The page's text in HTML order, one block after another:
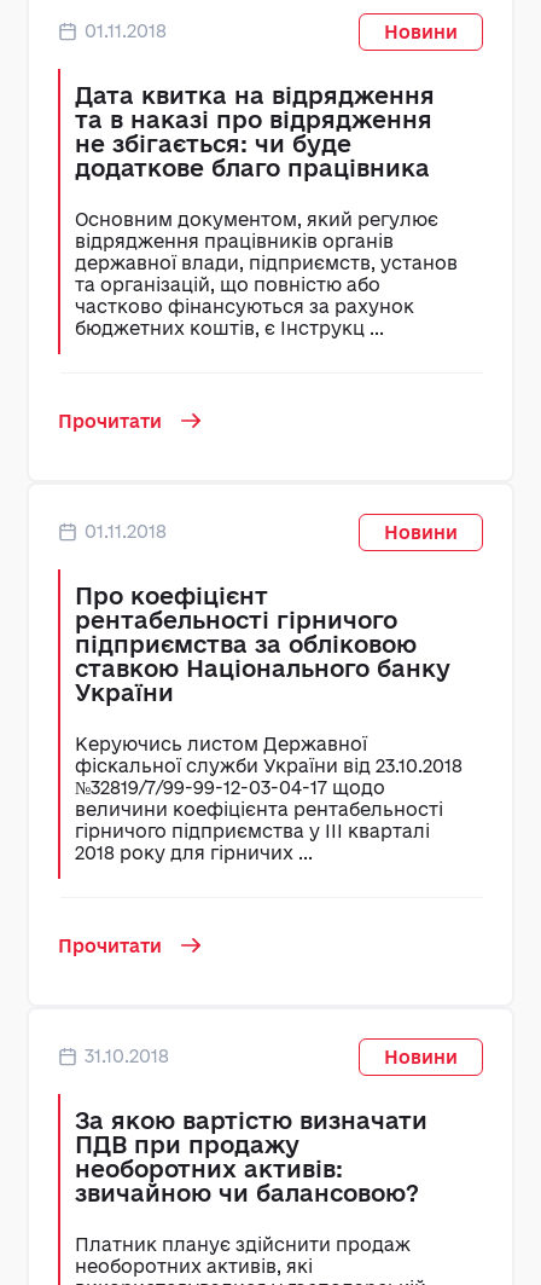
01.11.2018 Новини
Дата квитка на відрядження
та в наказі про відрядження
не збігається: чи буде
додаткове благо працівника
Основним документом, який регулює
відрядження працівників органів
державної влади, підприємств, установ
та організацій, що повністю або
частково фінансуються за рахунок
бюджетних коштів, є Інструкц ...
Прочитати
01.11.2018 Новини
Про коефіцієнт
рентабельності гірничого
підприємства за обліковою
ставкою Національного банку
України
Керуючись листом Державної
фіскальної служби України від 23.10.2018
№32819/7/99-99-12-03-04-17 щодо
величини коефіцієнта рентабельності
гірничого підприємства у ІІI кварталі
2018 року для гірничих ...
Прочитати
31.10.2018 Новини
За якою вартістю визначати
ПДВ при продажу
необоротних активів:
звичайною чи балансовою?
Платник планує здійснити продаж
необоротних активів, які